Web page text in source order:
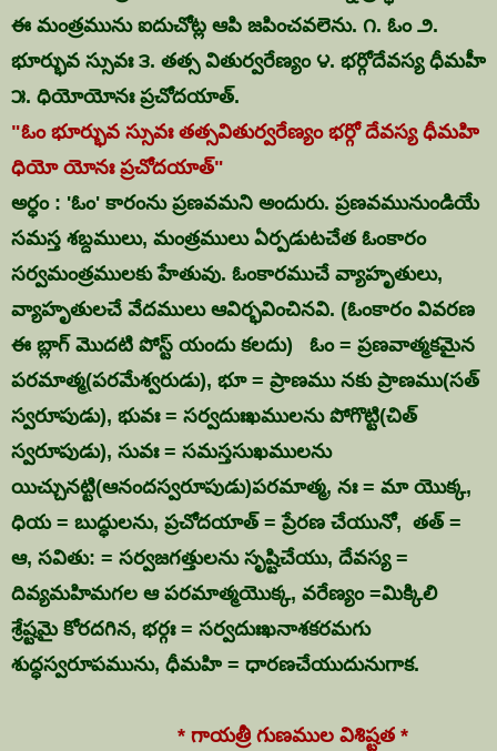
ఈ మంత్రమును ఐదుచోట్ల ఆపి జపించవలెను. ౧. ఓం ౨.
భూర్భువ స్సువః ౩. తత్స వితుర్వరేణ్యం ౪. భర్గోదేవస్య ధీమహీ
౫. ధియోయోనః ప్రచోదయాత్.
"ఓం భూర్భువ స్సువః తత్సవితుర్వరేణ్యం భర్గో దేవస్య ధీమహి
ధియో యోనః ప్రచోదయాత్"
అర్ధం : 'ఓం' కారంను ప్రణవమని అందురు. ప్రణవమునుండియే
సమస్త శబ్దములు, మంత్రములు ఏర్పడుటచేత ఓంకారం
సర్వమంత్రములకు హేతువు. ఓంకారముచే వ్యాహృతులు,
వ్యాహృతులచే వేదములు ఆవిర్భవించినవి. (ఓంకారం వివరణ
ఈ బ్లాగ్ మొదటి పోస్ట్ యందు కలదు) ఓం = ప్రణవాత్మకమైన
పరమాత్మ(పరమేశ్వరుడు), భూ = ప్రాణము నకు ప్రాణము(సత్
స్వరూపుడు), భువః = సర్వదుఃఖములను పోగొట్టి(చిత్
స్వరూపుడు), సువః = సమస్తసుఖములను
యిచ్చునట్టి(ఆనందస్వరూపుడు)పరమాత్మ, నః = మా యొక్క,
ధియ = బుద్ధులను, ప్రచోదయాత్ = ప్రేరణ చేయునో, తత్ =
ఆ, సవితు: = సర్వజగత్తులను సృష్టిచేయు, దేవస్య =
దివ్యమహిమగల ఆ పరమాత్మయొక్క, వరేణ్యం =మిక్కిలి
శ్రేష్టమై కోరదగిన, భర్గః = సర్వదుఃఖనాశకరమగు
శుద్ధస్వరూపమును, ధీమహి = ధారణచేయుదునుగాక.
* గాయత్రీ గుణముల విశిష్టత *